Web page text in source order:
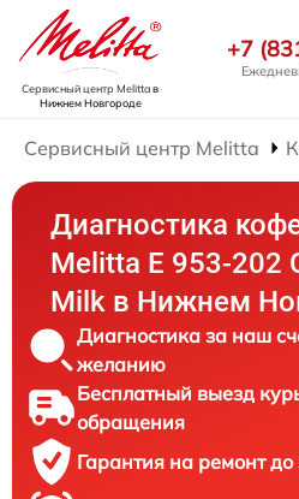
Сервисный центр Melittaв
Нижнем Новгороде
+7
Сервисный центр Melitta
Диагностика
Melitta Е 953-202
Milk в Нижнем
Диагностика за наш
желанию
Бесплатный выезд
обращения
Гарантия на ремонт до